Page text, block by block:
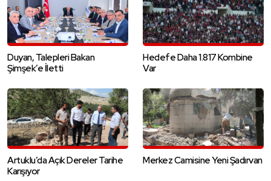
Duyan, Talepleri Bakan
Şimşek’e İletti
Hedefe Daha 1.817 Kombine
Var
Artuklu’da Açık Dereler Tarihe
Karışıyor
Merkez Camisine Yeni Şadırvan